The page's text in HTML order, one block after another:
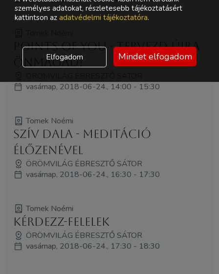
Points of You - Tervezd újra
Önmagad!
vasárnap, 2018-06-24., 14:00 - 15:30
Tomek Noémi
Szív dala - meditáció
élőzenével
ÖRÖMVILÁG ÉBRESZTŐ SÁTOR
vasárnap, 2018-06-24., 16:30 - 17:30
Tomek Noémi
Kérdezz-felelek
ÖRÖMVILÁG ÉBRESZTŐ SÁTOR
vasárnap, 2018-06-24., 17:30 - 18:30
személyes adatokat, részletesebb tájékoztatásért
kattintson az adatvédelmi tájékoztatóra.
Elfogadom Mindet elfogadom